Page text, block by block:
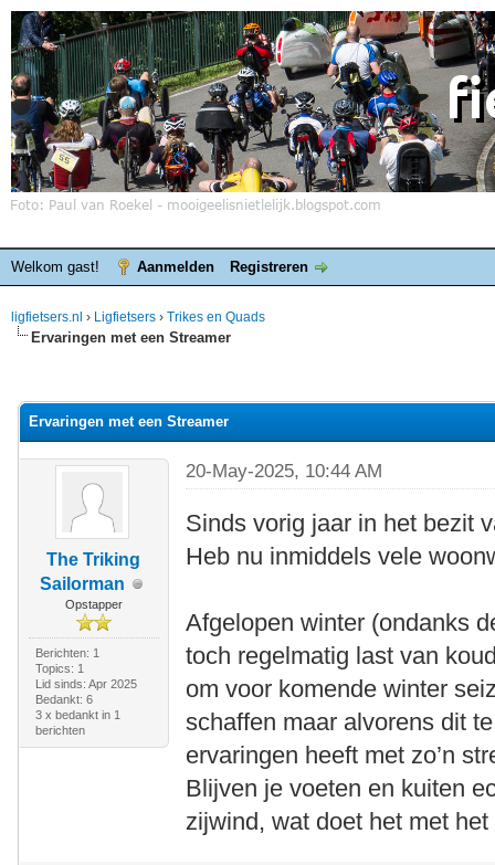
Welkom gast! Aanmelden Registreren
ligfietsers.nl › Ligfietsers › Trikes en Quads
Ervaringen met een Streamer
Ervaringen met een Streamer
The Triking
Sailorman
Opstapper
Berichten: 1
Topics: 1
Lid sinds: Apr 2025
Bedankt: 6
3 x bedankt in 1
berichten
20-May-2025, 10:44 AM
Sinds vorig jaar in het bezit
Heb nu inmiddels vele
Afgelopen winter (ondanks
toch regelmatig last van
om voor komende winter
schaffen maar alvorens dit
ervaringen heeft met zo’n
Blijven je voeten en kuiten
zijwind, wat doet het met